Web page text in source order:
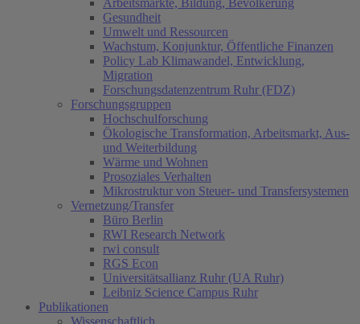
Arbeitsmärkte, Bildung, Bevölkerung
Gesundheit
Umwelt und Ressourcen
Wachstum, Konjunktur, Öffentliche Finanzen
Policy Lab Klimawandel, Entwicklung,
Migration
Forschungsdatenzentrum Ruhr (FDZ)
Forschungsgruppen
Hochschulforschung
Ökologische Transformation, Arbeitsmarkt, Aus-
und Weiterbildung
Wärme und Wohnen
Prosoziales Verhalten
Mikrostruktur von Steuer- und Transfersystemen
Vernetzung/Transfer
Büro Berlin
RWI Research Network
rwi consult
RGS Econ
Universitätsallianz Ruhr (UA Ruhr)
Leibniz Science Campus Ruhr
Publikationen
Wissenschaftlich